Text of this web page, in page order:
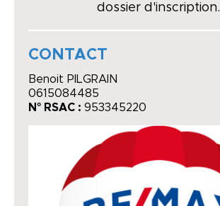
dossier d'inscription.
CONTACT
Benoit PILGRAIN
0615084485
N° RSAC : 953345220